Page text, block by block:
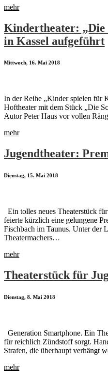
mehr
Kindertheater: „Die
in Kassel aufgeführt
Mittwoch, 16. Mai 2018
In der Reihe „Kinder spielen für
Hoftheater mit dem Stück „Die
Autor Peter Haus vor vollen
mehr
Jugendtheater:
Dienstag, 15. Mai 2018
Ein tolles neues Theaterstück
feierte kürzlich eine gelungene
Fischbach im Taunus. Unter der
Theatermachers…
mehr
Theaterstück für
Dienstag, 8. Mai 2018
Generation Smartphone. Ein
für reichlich Zündstoff sorgt.
Strafen, die überhaupt verhängt
mehr